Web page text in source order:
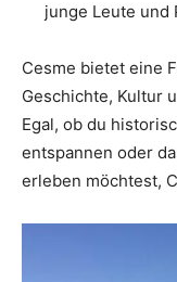
junge Leute und
Cesme bietet eine
Geschichte, Kultur
Egal, ob du
entspannen oder
erleben möchtest,